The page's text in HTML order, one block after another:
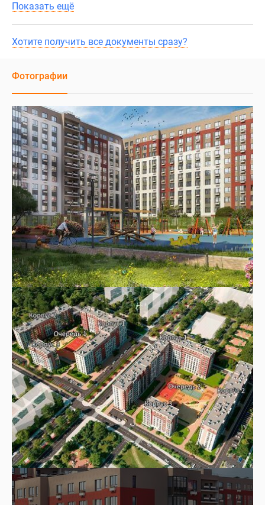
Показать ещё
Хотите получить все документы сразу?
Фотографии